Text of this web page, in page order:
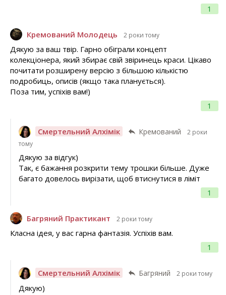
1
Кремований Молодець 2 роки тому
1
Дякую за ваш твір. Гарно обіграли концепт
колекціонера, який збирає свій звіринець краси. Цікаво
почитати розширену версію з більшою кількістю
подробиць, описів (якщо така планується).
Поза тим, успіхів вам!)
Смертельний Алхімік Кремований
2 роки
тому
1
Дякую за відгук)
Так, є бажання розкрити тему трошки більше. Дуже
багато довелось вирізати, щоб втиснутися в ліміт
Багряний Практикант 2 роки тому
1
Класна ідея, у вас гарна фантазія. Успіхів вам.
Смертельний Алхімік Багряний 2 роки тому
Дякую)